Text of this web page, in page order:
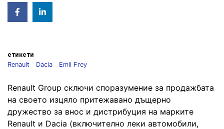
Facebook
in
етикети
Renault
Dacia Emil Frey
Renault Group сключи споразумение за продажбата
на своето изцяло притежавано дъщерно
дружество за внос и дистрибуция на марките
Renault и Dacia (включително леки автомобили,